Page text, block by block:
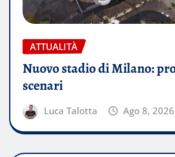
ATTUALITÀ
Nuovo stadio di Milano:
scenari
Luca Talotta Ago 8, 2026